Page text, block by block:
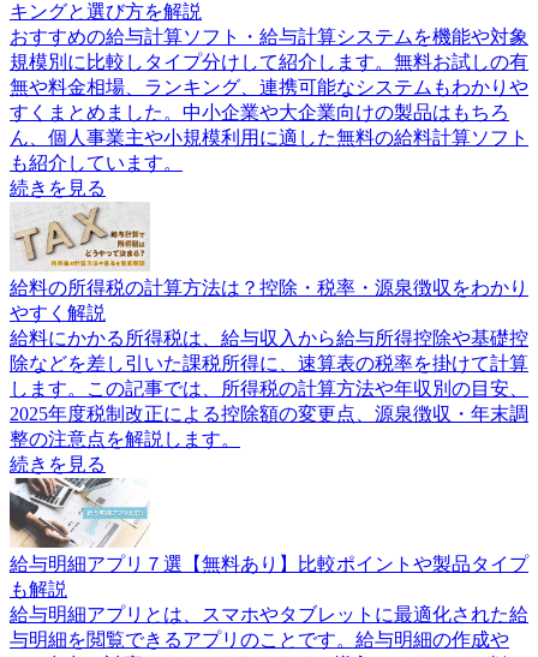
キングと選び方を解説
おすすめの給与計算ソフト・給与計算システムを機能や対象
規模別に比較しタイプ分けして紹介します。無料お試しの有
無や料金相場、ランキング、連携可能なシステムもわかりや
すくまとめました。中小企業や大企業向けの製品はもちろ
ん、個人事業主や小規模利用に適した無料の給料計算ソフト
も紹介しています。
続きを見る
給料の所得税の計算方法は？控除・税率・源泉徴収をわかり
やすく解説
給料にかかる所得税は、給与収入から給与所得控除や基礎控
除などを差し引いた課税所得に、速算表の税率を掛けて計算
します。この記事では、所得税の計算方法や年収別の目安、
2025年度税制改正による控除額の変更点、源泉徴収・年末調
整の注意点を解説します。
続きを見る
給与明細アプリ７選【無料あり】比較ポイントや製品タイプ
も解説
給与明細アプリとは、スマホやタブレットに最適化された給
与明細を閲覧できるアプリのことです。給与明細の作成や